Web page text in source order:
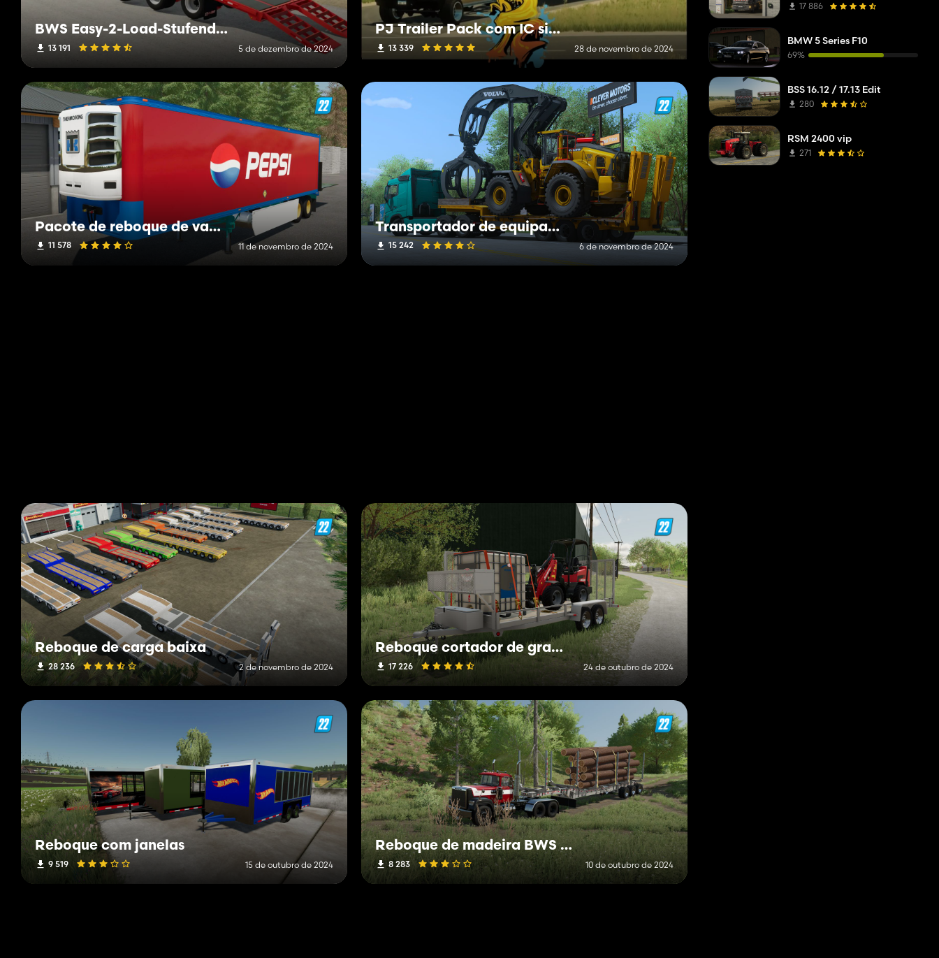
BWS Easy-2-Load-Stufendeck
13 191 5 de dezembro de 2024
PJ Trailer Pack com IC simples
13 339 28 de novembro de 2024
Pacote de reboque de van seca Fruehauf
11 578 11 de novembro de 2024
Transportador de equipamentos
15 242 6 de novembro de 2024
Reboque de carga baixa
28 236 2 de novembro de 2024
Reboque cortador de grama de 2 eixos
17 226 24 de outubro de 2024
Reboque com janelas
9 519 15 de outubro de 2024
Reboque de madeira BWS EZ2Load
8 283 10 de outubro de 2024
17 886
BMW 5 Series F10
69%
BSS 16.12 / 17.13 Edit
280
RSM 2400 vip
271